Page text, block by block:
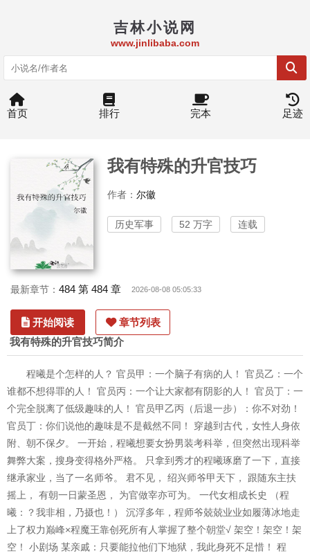
吉林小说网
www.jinlibaba.com
首页 排行 完本 足迹
我有特殊的升官技巧
作者： 尔徽
历史军事 52 万字 连载
最新章节： 484 第 484 章 2026-08-08 05:05:33
开始阅读 章节列表
我有特殊的升官技巧简介
程曦是个怎样的人？ 官员甲：一个脑子有病的人！ 官员乙：一个
谁都不想得罪的人！ 官员丙：一个让大家都有阴影的人！ 官员丁：一
个完全脱离了低级趣味的人！ 官员甲乙丙（后退一步）：你不对劲！
官员丁：你们说他的趣味是不是截然不同！ 穿越到古代，女性人身依
附、朝不保夕。 一开始，程曦想要女扮男装考科举，但突然出现科举
舞弊大案，搜身变得格外严格。 只拿到秀才的程曦琢磨了一下，直接
继承家业，当了一名师爷。 君不见， 绍兴师爷甲天下， 跟随东主扶
摇上， 有朝一日蒙圣恩， 为官做宰亦可为。 一代女相成长史 （程
曦：？我非相，乃摄也！） 沉浮多年，程师爷兢兢业业如履薄冰地走
上了权力巅峰×程魔王靠创死所有人掌握了整个朝堂√ 架空！架空！架
空！ 小剧场 某亲戚：只要能拉他们下地狱，我此身死不足惜！ 程